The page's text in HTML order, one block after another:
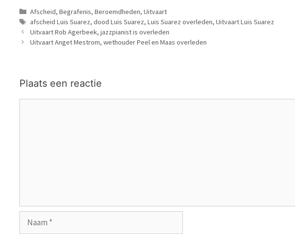
Categorieën
Afscheid, Begrafenis, Beroemdheden, Uitvaart
Tags
afscheid Luis Suarez, dood Luis Suarez, Luis Suarez overleden, Uitvaart Luis Suarez
Uitvaart Rob Agerbeek, jazzpianist is overleden
Uitvaart Anget Mestrom, wethouder Peel en Maas overleden
Plaats een reactie